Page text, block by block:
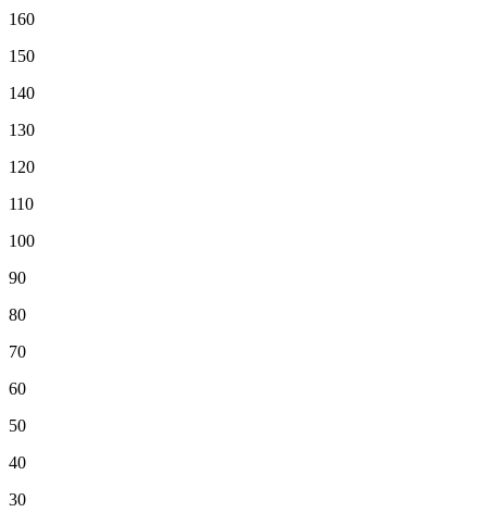
160
150
140
130
120
110
100
90
80
70
60
50
40
30